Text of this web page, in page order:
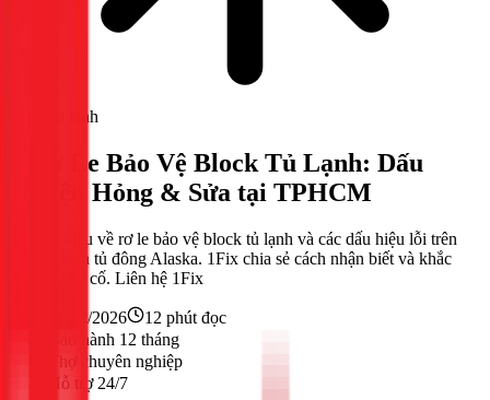
Điện lạnh
Rơ Le Bảo Vệ Block Tủ Lạnh: Dấu
Hiệu Hỏng & Sửa tại TPHCM
Tìm hiểu về rơ le bảo vệ block tủ lạnh và các dấu hiệu lỗi trên
bo mạch tủ đông Alaska. 1Fix chia sẻ cách nhận biết và khắc
phục sự cố. Liên hệ 1Fix
18/02/2026 12 phút đọc
Bảo hành 12 tháng
Thợ chuyên nghiệp
Hỗ trợ 24/7